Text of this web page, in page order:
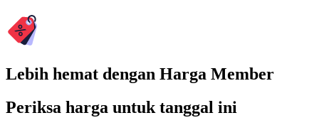
Lebih hemat dengan Harga Member
Periksa harga untuk tanggal ini